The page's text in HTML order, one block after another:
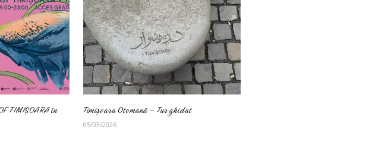
TIMIȘOARA în
Timișoara Otomană – Tur ghidat
05/03/2026